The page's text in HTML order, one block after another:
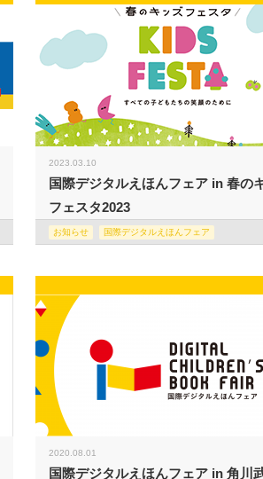
2023.03.10
国際デジタルえほんフェア in 春の
フェスタ2023
お知らせ 国際デジタルえほんフェア
2020.08.01
国際デジタルえほんフェア in 角川